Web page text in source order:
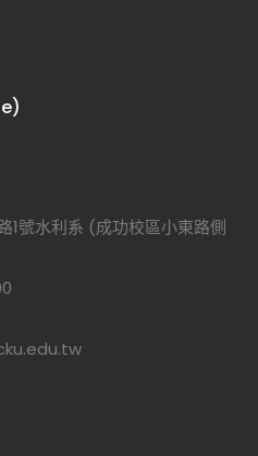
1號水利系 (成功校區小東路側